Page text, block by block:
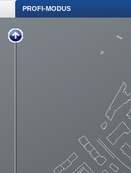
PROFI-MODUS